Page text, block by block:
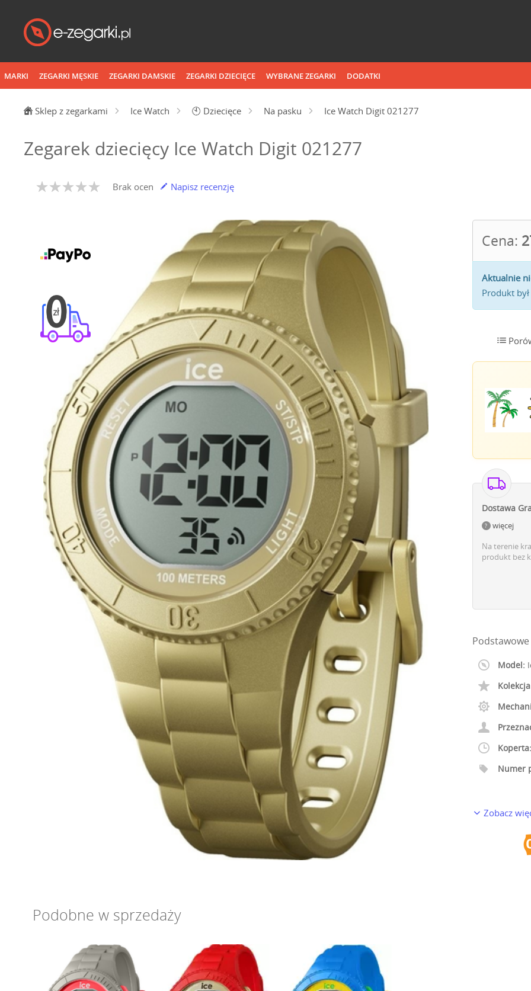
MARKI ZEGARKI MĘSKIE ZEGARKI DAMSKIE ZEGARKI DZIECIĘCE WYBRANE ZEGARKI DODATKI
Sklep z zegarkami Ice Watch 🕙 Dziecięce Na pasku Ice Watch Digit 021277
Zegarek dziecięcy Ice Watch Digit 021277
Brak ocen Napisz recenzję
Cena:
Aktualnie
Produkt
Dostawa
więcej
Na terenie
produkt bez
Model:
Koperta:
Numer
Zobacz
Podobne w sprzedaży